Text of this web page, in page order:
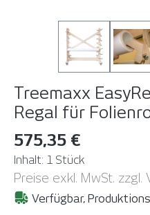
Treemaxx
Regal für
575,35 €
Inhalt: 1 Stück
Preise exkl. MwSt.
Verfügbar,